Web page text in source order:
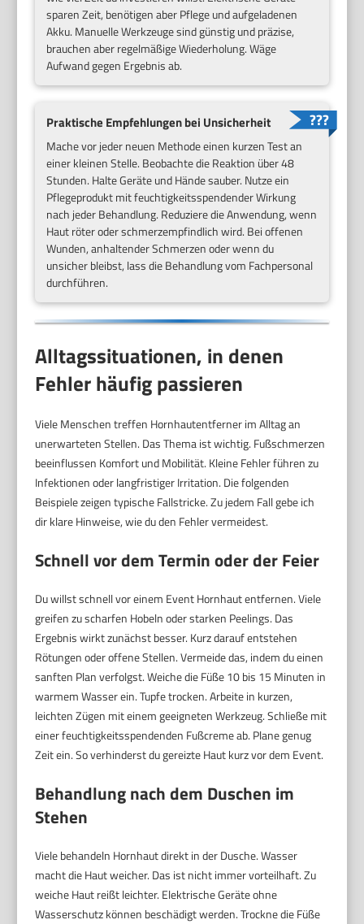
sparen Zeit, benötigen aber Pflege und aufgeladenen
Akku. Manuelle Werkzeuge sind günstig und präzise,
brauchen aber regelmäßige Wiederholung. Wäge
Aufwand gegen Ergebnis ab.
Praktische Empfehlungen bei Unsicherheit
Mache vor jeder neuen Methode einen kurzen Test an
einer kleinen Stelle. Beobachte die Reaktion über 48
Stunden. Halte Geräte und Hände sauber. Nutze ein
Pflegeprodukt mit feuchtigkeitsspendender Wirkung
nach jeder Behandlung. Reduziere die Anwendung, wenn
Haut röter oder schmerzempfindlich wird. Bei offenen
Wunden, anhaltender Schmerzen oder wenn du
unsicher bleibst, lass die Behandlung vom Fachpersonal
durchführen.
Alltagssituationen, in denen
Fehler häufig passieren
Viele Menschen treffen Hornhautentferner im Alltag an
unerwarteten Stellen. Das Thema ist wichtig. Fußschmerzen
beeinflussen Komfort und Mobilität. Kleine Fehler führen zu
Infektionen oder langfristiger Irritation. Die folgenden
Beispiele zeigen typische Fallstricke. Zu jedem Fall gebe ich
dir klare Hinweise, wie du den Fehler vermeidest.
Schnell vor dem Termin oder der Feier
Du willst schnell vor einem Event Hornhaut entfernen. Viele
greifen zu scharfen Hobeln oder starken Peelings. Das
Ergebnis wirkt zunächst besser. Kurz darauf entstehen
Rötungen oder offene Stellen. Vermeide das, indem du einen
sanften Plan verfolgst. Weiche die Füße 10 bis 15 Minuten in
warmem Wasser ein. Tupfe trocken. Arbeite in kurzen,
leichten Zügen mit einem geeigneten Werkzeug. Schließe mit
einer feuchtigkeitsspendenden Fußcreme ab. Plane genug
Zeit ein. So verhinderst du gereizte Haut kurz vor dem Event.
Behandlung nach dem Duschen im
Stehen
Viele behandeln Hornhaut direkt in der Dusche. Wasser
macht die Haut weicher. Das ist nicht immer vorteilhaft. Zu
weiche Haut reißt leichter. Elektrische Geräte ohne
Wasserschutz können beschädigt werden. Trockne die Füße